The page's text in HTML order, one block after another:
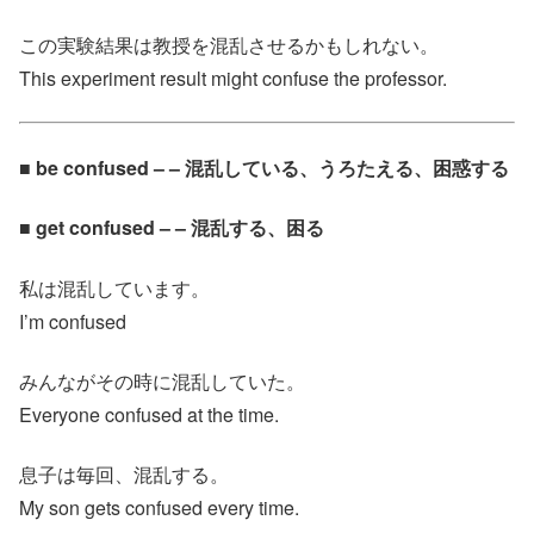
この実験結果は教授を混乱させるかもしれない。
This experiment result might confuse the professor.
■ be confused – – 混乱している、うろたえる、困惑する
■ get confused – – 混乱する、困る
私は混乱しています。
I’m confused
みんながその時に混乱していた。
Everyone confused at the time.
息子は毎回、混乱する。
My son gets confused every time.